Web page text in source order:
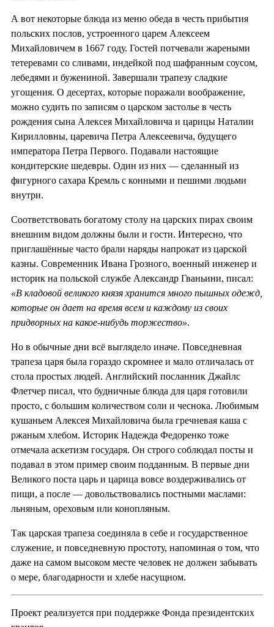
А вот некоторые блюда из меню обеда в честь прибытия
польских послов, устроенного царем Алексеем
Михайловичем в 1667 году. Гостей потчевали жареными
тетеревами со сливами, индейкой под шафранным соусом,
лебедями и бужениной. Завершали трапезу сладкие
угощения. О десертах, которые поражали воображение,
можно судить по записям о царском застолье в честь
рождения сына Алексея Михайловича и царицы Наталии
Кирилловны, царевича Петра Алексеевича, будущего
императора Петра Первого. Подавали настоящие
кондитерские шедевры. Один из них — сделанный из
фигурного сахара Кремль с конными и пешими людьми
внутри.
Соответствовать богатому столу на царских пирах своим
внешним видом должны были и гости. Интересно, что
приглашённые часто брали наряды напрокат из царской
казны. Современник Ивана Грозного, военный инженер и
историк на польской службе Александр Гваньини, писал:
«В кладовой великого князя хранится много пышных одежд,
которые он дает на время всем и каждому из своих
придворных на какое-нибудь торжество».
Но в обычные дни всё выглядело иначе. Повседневная
трапеза царя была гораздо скромнее и мало отличалась от
стола простых людей. Английский посланник Джайлс
Флетчер писал, что будничные блюда для царя готовили
просто, с большим количеством соли и чеснока. Любимым
кушаньем Алексея Михайловича была гречневая каша с
ржаным хлебом. Историк Надежда Федоренко тоже
отмечала аскетизм государя. Он строго соблюдал посты и
подавал в этом пример своим подданным. В первые дни
Великого поста царь и царица вовсе воздерживались от
пищи, а после — довольствовались постными маслами:
льняным, ореховым или конопляным.
Так царская трапеза соединяла в себе и государственное
служение, и повседневную простоту, напоминая о том, что
даже на самом высоком месте человек не должен забывать
о мере, благодарности и хлебе насущном.
Проект реализуется при поддержке Фонда президентских